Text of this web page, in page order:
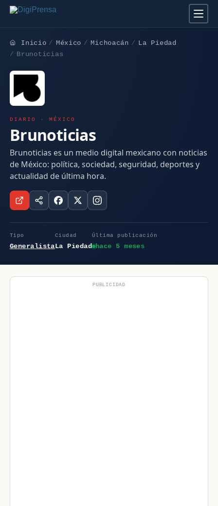
Inicio México Michoacán
La Piedad
Brunoticias
DIARIO · MÉXICO
Brunoticias
Brunoticias es un medio digital mexicano con noticias
de México: política, sociedad, seguridad, deportes y
actualidad de última hora.
Tipo
Generalista
Ciudad
La Piedad
Última publicación
hace 5 meses
PUBLICIDAD